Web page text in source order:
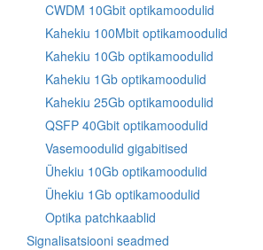
CWDM 10Gbit optikamoodulid
Kahekiu 100Mbit optikamoodulid
Kahekiu 10Gb optikamoodulid
Kahekiu 1Gb optikamoodulid
Kahekiu 25Gb optikamoodulid
QSFP 40Gbit optikamoodulid
Vasemoodulid gigabitised
Ühekiu 10Gb optikamoodulid
Ühekiu 1Gb optikamoodulid
Optika patchkaablid
Signalisatsiooni seadmed